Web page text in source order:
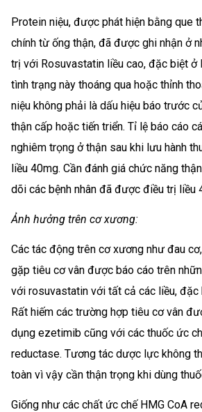
Protein niệu, được phát hiện bằng que
chính từ ống thận, đã được ghi nhận ở
trị với Rosuvastatin liều cao, đặc biệt ở
tình trạng này thoáng qua hoặc thỉnh
niệu không phải là dấu hiệu báo trước
thận cấp hoặc tiến triển. Tỉ lệ báo cáo
nghiêm trọng ở thận sau khi lưu hành
liều 40mg. Cần đánh giá chức năng
dõi các bệnh nhân đã được điều trị liều
Ảnh hưởng trên cơ xương:
Các tác động trên cơ xương như đau
gặp tiêu cơ vân được báo cáo trên
với rosuvastatin với tất cả các liều, đặc
Rất hiếm các trường hợp tiêu cơ vân
dụng ezetimib cũng với các thuốc ức
reductase. Tương tác dược lực không
toàn vì vậy cần thận trọng khi dùng
Giống như các chất ức chế HMG CoA